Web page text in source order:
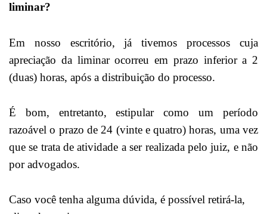
liminar?
Em nosso escritório, já tivemos processos cuja
apreciação da liminar ocorreu em prazo inferior a 2
(duas) horas, após a distribuição do processo.
É bom, entretanto, estipular como um período
razoável o prazo de 24 (vinte e quatro) horas, uma vez
que se trata de atividade a ser realizada pelo juiz, e não
por advogados.
Caso você tenha alguma dúvida, é possível retirá-la,